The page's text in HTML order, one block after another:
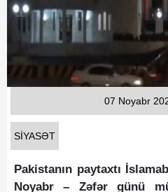
Fotoqaleriya
Reportaj
Qarabag Zəfəri
SIYASƏT
07 Noyabr
Pakistanın paytaxtı
Noyabr – Zəfər günü